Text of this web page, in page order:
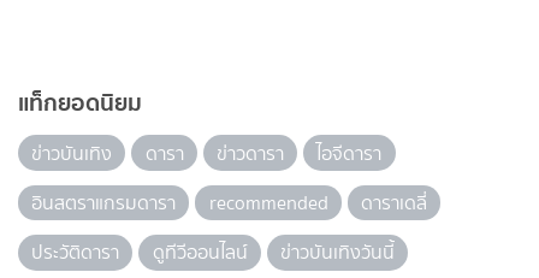
แท็กยอดนิยม
ข่าวบันเทิง ดารา ข่าวดารา
ไอจีดารา
อินสตราแกรมดารา
recommended
ดาราเดลี่
ประวัติดารา
ดูทีวีออนไลน์ ข่าวบันเทิงวันนี้